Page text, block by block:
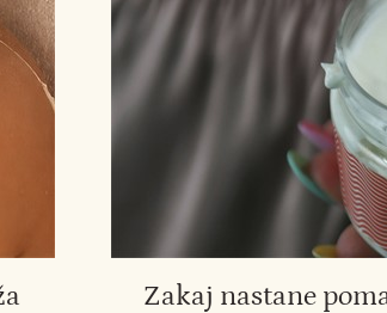
Zakaj nastane